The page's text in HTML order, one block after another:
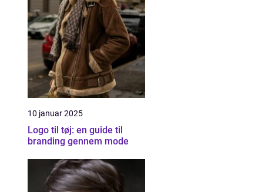
10 januar 2025
Logo til tøj: en guide til
branding gennem mode